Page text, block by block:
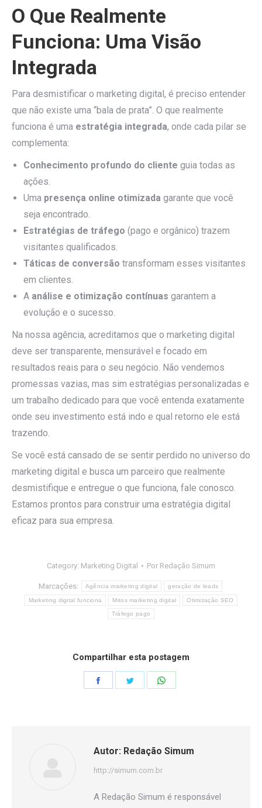
O Que Realmente
Funciona: Uma Visão
Integrada
Para desmistificar o marketing digital, é preciso entender
que não existe uma “bala de prata”. O que realmente
funciona é uma estratégia integrada, onde cada pilar se
complementa:
Conhecimento profundo do cliente guia todas as
ações.
Uma presença online otimizada garante que você
seja encontrado.
Estratégias de tráfego (pago e orgânico) trazem
visitantes qualificados.
Táticas de conversão transformam esses visitantes
em clientes.
A análise e otimização contínuas garantem a
evolução e o sucesso.
Na nossa agência, acreditamos que o marketing digital
deve ser transparente, mensurável e focado em
resultados reais para o seu negócio. Não vendemos
promessas vazias, mas sim estratégias personalizadas e
um trabalho dedicado para que você entenda exatamente
onde seu investimento está indo e qual retorno ele está
trazendo.
Se você está cansado de se sentir perdido no universo do
marketing digital e busca um parceiro que realmente
desmistifique e entregue o que funciona, fale conosco.
Estamos prontos para construir uma estratégia digital
eficaz para sua empresa.
Category: Marketing Digital Por Redação Simum
Marcações: Agência marketing digital geração de leads
Marketing digital funciona Mitos marketing digital Otimização SEO
Tráfego pago
Compartilhar esta postagem
Autor: Redação Simum
http://simum.com.br
A Redação Simum é responsável